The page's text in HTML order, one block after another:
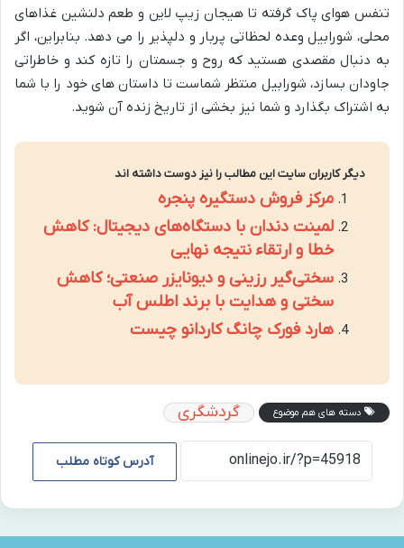
تنفس هوای پاک گرفته تا هیجان زیپ لاین و طعم دلنشین غذاهای
محلی، شورابیل وعده لحظاتی پربار و دلپذیر را می دهد. بنابراین، اگر
به دنبال مقصدی هستید که روح و جسمتان را تازه کند و خاطراتی
جاودان بسازد، شورابیل منتظر شماست تا داستان های خود را با شما
به اشتراک بگذارد و شما نیز بخشی از تاریخ زنده آن شوید.
دیگر کاربران سایت این مطالب را نیز دوست داشته اند
مرکز فروش دستگیره پنجره
لمینت دندان با دستگاه‌های دیجیتال: کاهش
خطا و ارتقاء نتیجه نهایی
سختی‌گیر رزینی و دیونایزر صنعتی؛ کاهش
سختی و هدایت با برند اطلس آب
هارد فورک چانگ کاردانو چیست
دسته های هم موضوع گردشگری
آدرس کوتاه مطلب